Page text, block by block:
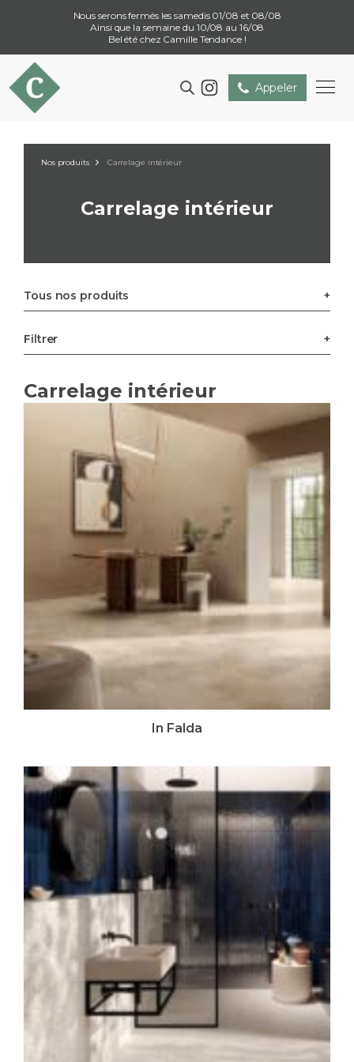
Nous serons fermés les samedis 01/08 et 08/08
Ainsi que la semaine du 10/08 au 16/08
Bel été chez Camille Tendance !
Appeler
Nos produits Carrelage intérieur
Carrelage intérieur
Tous nos produits
Filtrer
Carrelage intérieur
In Falda